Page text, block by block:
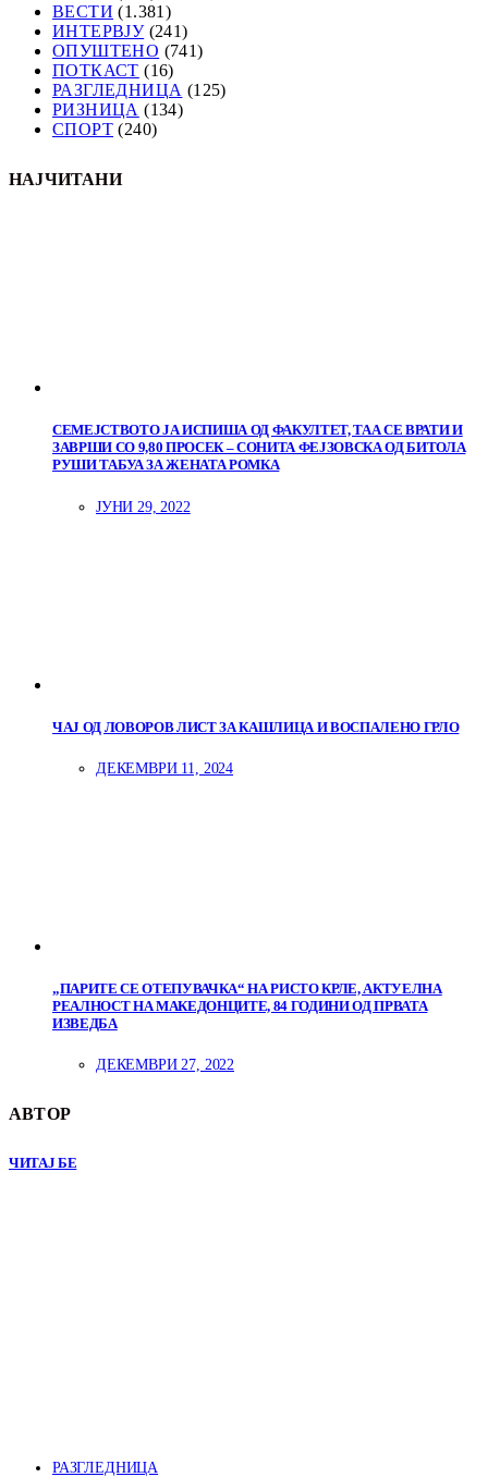
ВЕСТИ (1.381)
ИНТЕРВЈУ(241)
ОПУШТЕНО (741)
ПОТКАСТ (16)
РАЗГЛЕДНИЦА (125)
РИЗНИЦА (134)
СПОРТ (240)
НАЈЧИТАНИ
СЕМЕЈСТВОТО ЈА ИСПИША ОД ФАКУЛТЕТ, ТАА СЕ ВРАТИ И
ЗАВРШИ СО 9,80 ПРОСЕК – СОНИТА ФЕЈЗОВСКА ОД БИТОЛА
РУШИ ТАБУА ЗА ЖЕНАТА РОМКА
ЈУНИ 29, 2022
ЧАЈ ОД ЛОВОРОВ ЛИСТ ЗА КАШЛИЦА И ВОСПАЛЕНО ГРЛО
ДЕКЕМВРИ 11, 2024
„ПАРИТЕ СЕ ОТЕПУВАЧКА“ НА РИСТО КРЛЕ, АКТУЕЛНА
РЕАЛНОСТ НА МАКЕДОНЦИТЕ, 84 ГОДИНИ ОД ПРВАТА
ИЗВЕДБА
ДЕКЕМВРИ 27, 2022
АВТОР
ЧИТАЈ БЕ
РАЗГЛЕДНИЦА